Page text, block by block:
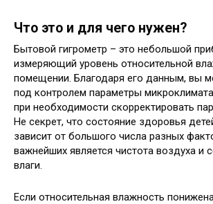
Что это и для чего нужен?
Бытовой гигрометр – это небольшой
измеряющий уровень относительной
помещении. Благодаря его данным, вы
под контролем параметры
при необходимости скорректировать
Не секрет, что состояние здоровья
зависит от большого числа разных
важнейших является чистота воздуха и
влаги.
Если относительная влажность